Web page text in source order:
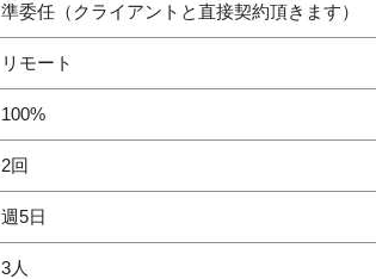
準委任（クライアントと直接契約頂きます）
リモート
100%
2回
週5日
3人